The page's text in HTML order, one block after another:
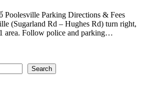
Poolesville Parking Directions & Fees
(Sugarland Rd – Hughes Rd) turn right,
area. Follow police and parking…
Search